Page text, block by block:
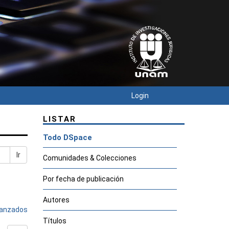
Login
Ir
LISTAR
Todo DSpace
Comunidades & Colecciones
Por fecha de publicación
Autores
Títulos